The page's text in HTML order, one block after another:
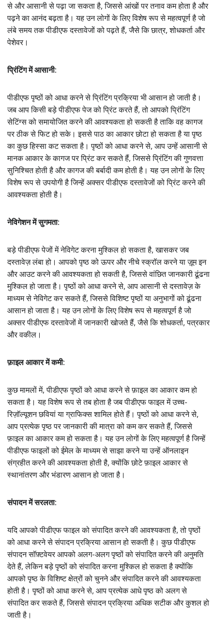
से और आसानी से पढ़ा जा सकता है, जिससे आंखों पर तनाव कम होता है और
पढ़ने का आनंद बढ़ता है। यह उन लोगों के लिए विशेष रूप से महत्वपूर्ण है जो
लंबे समय तक पीडीएफ दस्तावेजों को पढ़ते हैं, जैसे कि छात्र, शोधकर्ता और
पेशेवर।
प्रिंटिंग में आसानी:
पीडीएफ पृष्ठों को आधा करने से प्रिंटिंग प्रक्रिया भी आसान हो जाती है।
जब आप किसी बड़े पीडीएफ पेज को प्रिंट करते हैं, तो आपको प्रिंटिंग
सेटिंग्स को समायोजित करने की आवश्यकता हो सकती है ताकि वह कागज
पर ठीक से फिट हो सके। इससे पाठ का आकार छोटा हो सकता है या पृष्ठ
का कुछ हिस्सा कट सकता है। पृष्ठों को आधा करने से, आप उन्हें आसानी से
मानक आकार के कागज पर प्रिंट कर सकते हैं, जिससे प्रिंटिंग की गुणवत्ता
सुनिश्चित होती है और कागज की बर्बादी कम होती है। यह उन लोगों के लिए
विशेष रूप से उपयोगी है जिन्हें अक्सर पीडीएफ दस्तावेजों को प्रिंट करने की
आवश्यकता होती है।
नेविगेशन में सुगमता:
बड़े पीडीएफ पेजों में नेविगेट करना मुश्किल हो सकता है, खासकर जब
दस्तावेज़ लंबा हो। आपको पृष्ठ को ऊपर और नीचे स्क्रॉल करने या ज़ूम इन
और आउट करने की आवश्यकता हो सकती है, जिससे वांछित जानकारी ढूंढना
मुश्किल हो जाता है। पृष्ठों को आधा करने से, आप आसानी से दस्तावेज़ के
माध्यम से नेविगेट कर सकते हैं, जिससे विशिष्ट पृष्ठों या अनुभागों को ढूंढना
आसान हो जाता है। यह उन लोगों के लिए विशेष रूप से महत्वपूर्ण है जो
अक्सर पीडीएफ दस्तावेजों में जानकारी खोजते हैं, जैसे कि शोधकर्ता, पत्रकार
और वकील।
फ़ाइल आकार में कमी:
कुछ मामलों में, पीडीएफ पृष्ठों को आधा करने से फ़ाइल का आकार कम हो
सकता है। यह विशेष रूप से तब होता है जब पीडीएफ फाइल में उच्च-
रिज़ॉल्यूशन छवियां या ग्राफिक्स शामिल होते हैं। पृष्ठों को आधा करने से,
आप प्रत्येक पृष्ठ पर जानकारी की मात्रा को कम कर सकते हैं, जिससे
फ़ाइल का आकार कम हो सकता है। यह उन लोगों के लिए महत्वपूर्ण है जिन्हें
पीडीएफ फाइलों को ईमेल के माध्यम से साझा करने या उन्हें ऑनलाइन
संग्रहीत करने की आवश्यकता होती है, क्योंकि छोटे फ़ाइल आकार से
स्थानांतरण और भंडारण आसान हो जाता है।
संपादन में सरलता:
यदि आपको पीडीएफ फाइल को संपादित करने की आवश्यकता है, तो पृष्ठों
को आधा करने से संपादन प्रक्रिया आसान हो सकती है। कुछ पीडीएफ
संपादन सॉफ़्टवेयर आपको अलग-अलग पृष्ठों को संपादित करने की अनुमति
देते हैं, लेकिन बड़े पृष्ठों को संपादित करना मुश्किल हो सकता है क्योंकि
आपको पृष्ठ के विशिष्ट क्षेत्रों को चुनने और संपादित करने की आवश्यकता
होती है। पृष्ठों को आधा करने से, आप प्रत्येक आधे पृष्ठ को अलग से
संपादित कर सकते हैं, जिससे संपादन प्रक्रिया अधिक सटीक और कुशल हो
जाती है।